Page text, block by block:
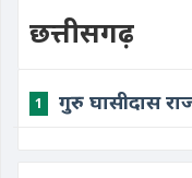
छत्तीसगढ़
1 गुरु घासीदास